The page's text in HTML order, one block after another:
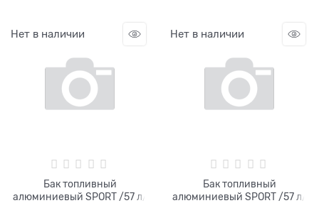
Нет в наличии
Бак топливный
алюминиевый SPORT /57 л/
Нет в наличии
Бак топливный
алюминиевый SPORT /57 л/